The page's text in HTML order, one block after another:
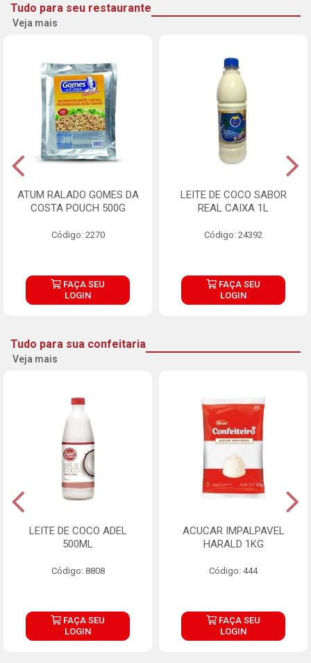
Tudo para seu restaurante
Veja mais
ATUM RALADO GOMES DA
COSTA POUCH 500G
Código: 2270
FAÇA SEU
LOGIN
LEITE DE COCO SABOR
REAL CAIXA 1L
Código: 24392
FAÇA SEU
LOGIN
Tudo para sua confeitaria
Veja mais
LEITE DE COCO ADEL
500ML
Código: 8808
FAÇA SEU
LOGIN
ACUCAR IMPALPAVEL
HARALD 1KG
Código: 444
FAÇA SEU
LOGIN